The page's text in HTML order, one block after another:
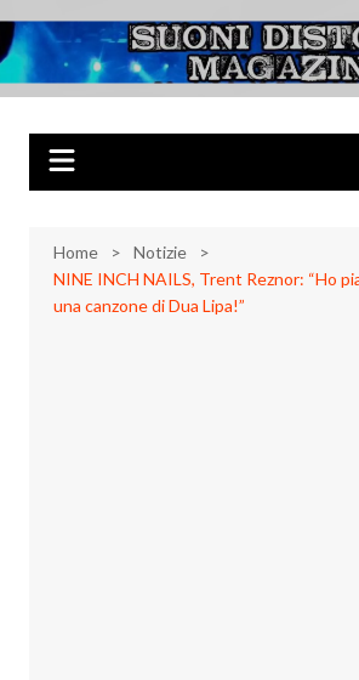
al
contenuto
Musica Rock, Metal, Punk e varie sonorità
Home
Notizie
NINE INCH NAILS, Trent Reznor: “Ho
una canzone di Dua Lipa!”